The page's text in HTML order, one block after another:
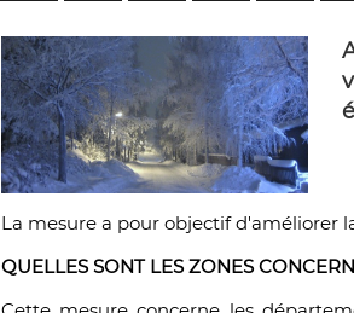
La mesure a pour objectif d'améliorer
QUELLES SONT LES ZONES